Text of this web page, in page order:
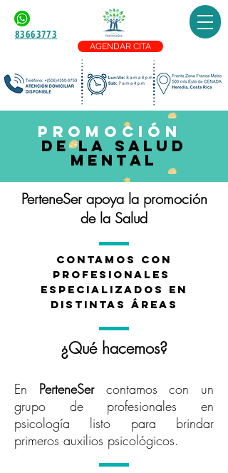
83663773
AGENDAR CITA
PROMOCIÓN
DE LA SALUD
MENTAL
PerteneSer apoya la promoción
de la Salud
contamos con
profesionales
ESPECIALIZADOS EN
DISTINTAS ÁREAS
¿Qué hacemos?
En PerteneSercontamos con un
grupo de profesionales en
psicología listo para brindar
primeros auxilios psicológicos.